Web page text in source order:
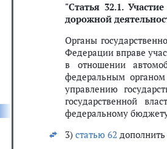
"Статья 32.1.Участие
дорожной
Органы
Федерации вправе
в отношении
федеральным
управлению
государственной
федеральному
3) статью 62 дополнить